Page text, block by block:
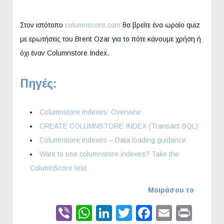
Στον ιστότοπο columnscore.com θα βρείτε ένα ωραίο quiz
με ερωτήσεις του Brent Ozar για το πότε κάνουμε χρήση ή
όχι έναν Columnstore Index.
Πηγές:
Columnstore indexes: Overview
CREATE COLUMNSTORE INDEX (Transact-SQL)
Columnstore indexes – Data loading guidance
Want to use columnstore indexes? Take the
ColumnScore test.
Μοιράσου το
ViberWhatsApp
LinkedIn
TwitterEmail